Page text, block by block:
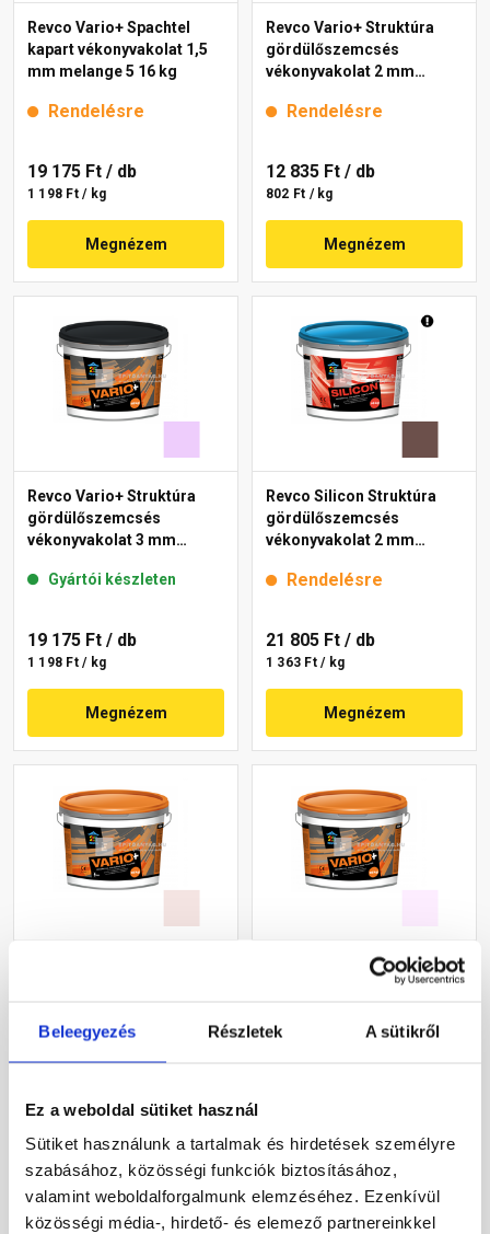
Beleegyezés Részletek A sütikről
Ez a weboldal sütiket használ
Sütiket használunk a tartalmak és hirdetések személyre
szabásához, közösségi funkciók biztosításához,
valamint weboldalforgalmunk elemzéséhez. Ezenkívül
közösségi média-, hirdető- és elemező partnereinkkel
Revco Vario+ Spachtel
kapart vékonyvakolat 1,5
mm melange 5 16 kg
Rendelésre
19 175 Ft / db
1 198 Ft / kg
Megnézem
Revco Vario+ Struktúra
gördülőszemcsés
vékonyvakolat 2 mm
Rendelésre
12 835 Ft / db
802 Ft / kg
Megnézem
Revco Vario+ Struktúra
gördülőszemcsés
vékonyvakolat 3 mm
Gyártói készleten
19 175 Ft / db
1 198 Ft / kg
Megnézem
Revco Silicon Struktúra
gördülőszemcsés
vékonyvakolat 2 mm
Rendelésre
21 805 Ft / db
1 363 Ft / kg
Megnézem
12 500 Ft/ db
Megnézem
Revco Vario+ Spachtel
kapart vékonyvakolat 1,5
Megnézem